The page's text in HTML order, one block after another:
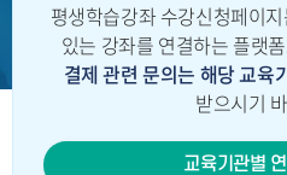
평생학습강좌 수강신청페이
있는 강좌를 연결하는 플랫
결제 관련 문의는 해당 교육
받으시기
교육기관별